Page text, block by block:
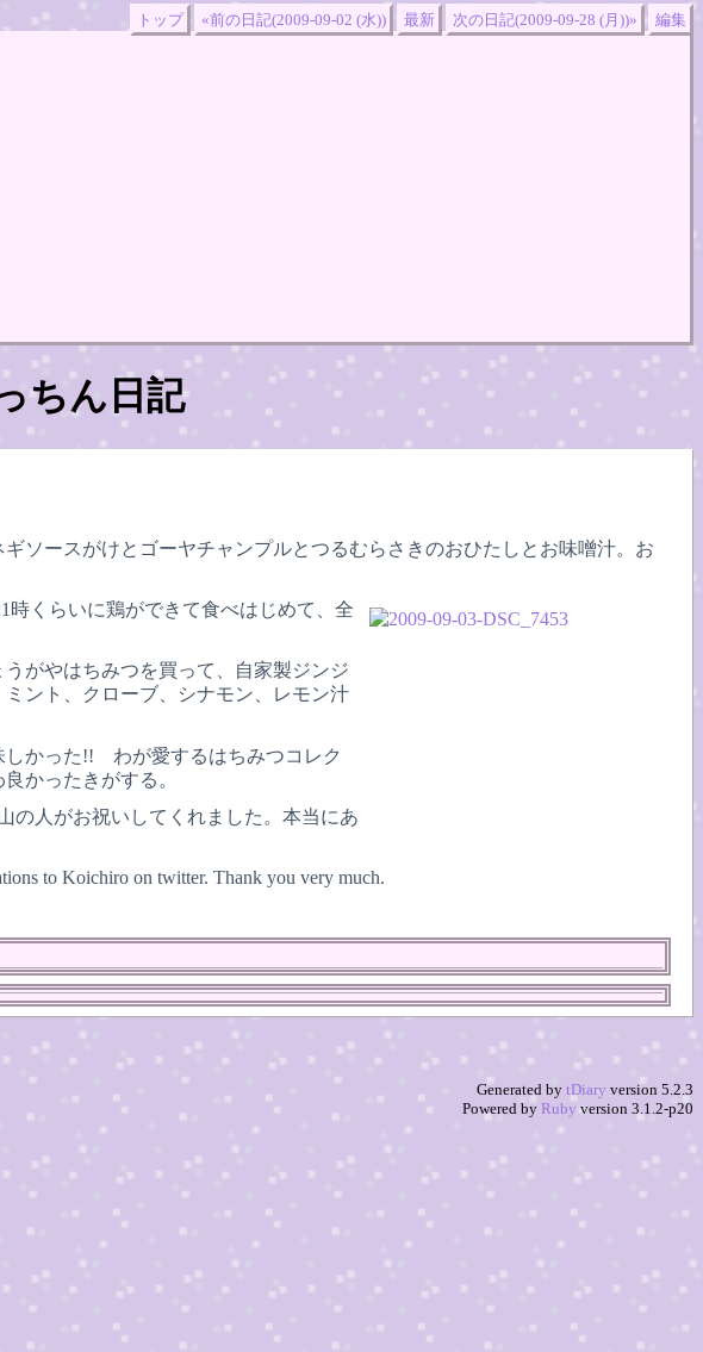
トップ «前の日記(2009-09-02 (水)) 最新 次の日記(2009-09-28 (月))» 編集
ちん日記
ソースがけとゴーヤチャンプルとつるむらさきのおひたしとお味噌汁。お
時くらいに鶏ができて食べはじめて、全
がやはちみつを買って、自家製ジンジ
ント、クローブ、シナモン、レモン汁
しかった!! わが愛するはちみつコレク
かったきがする。
の人がお祝いしてくれました。本当にあ
to Koichiro on twitter. Thank you very much.
Generated by tDiary version 5.2.3
Powered by Ruby version 3.1.2-p20